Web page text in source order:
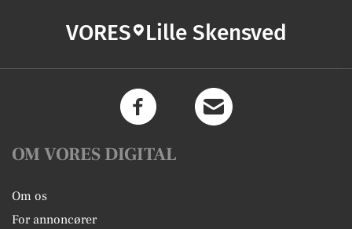
VORES Lille Skensved
OM VORES DIGITAL
Om os
For annoncører